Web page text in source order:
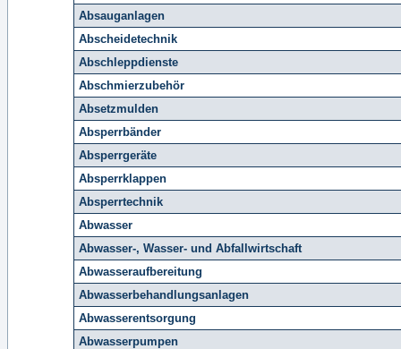
Absauganlagen
Abscheidetechnik
Abschleppdienste
Abschmierzubehör
Absetzmulden
Absperrbänder
Absperrgeräte
Absperrklappen
Absperrtechnik
Abwasser
Abwasser-, Wasser- und Abfallwirtschaft
Abwasseraufbereitung
Abwasserbehandlungsanlagen
Abwasserentsorgung
Abwasserpumpen